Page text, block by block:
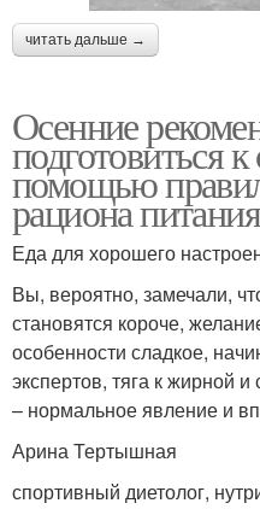
читать дальше →
Осенние
подготовиться к
помощью
рациона питания
Еда для хорошего
Вы, вероятно, замечали,
становятся короче,
особенности сладкое,
экспертов, тяга к жирной
– нормальное явление и
Арина Тертышная
спортивный диетолог,